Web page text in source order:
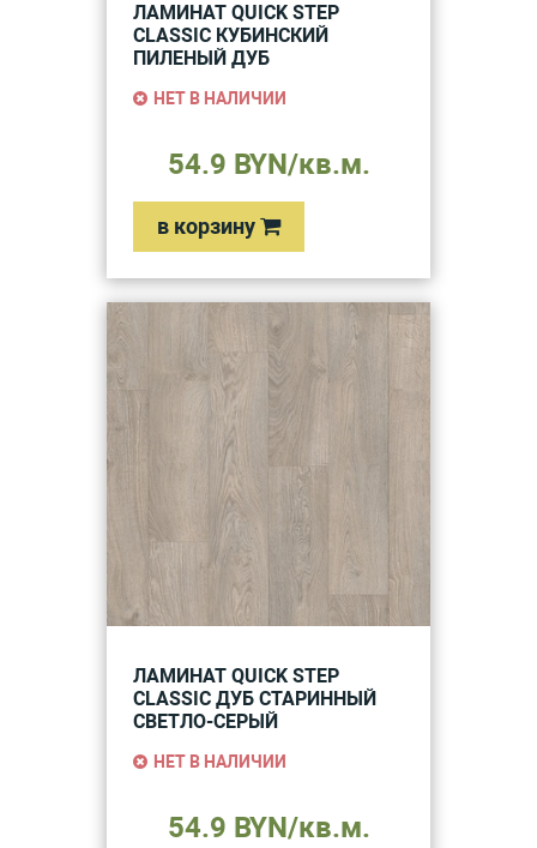
ЛАМИНАТ QUICK STEP
CLASSIC КУБИНСКИЙ
ПИЛЕНЫЙ ДУБ
НЕТ В НАЛИЧИИ
54.9 BYN/кв.м.
в корзину
ЛАМИНАТ QUICK STEP
CLASSIC ДУБ СТАРИННЫЙ
СВЕТЛО-СЕРЫЙ
НЕТ В НАЛИЧИИ
54.9 BYN/кв.м.